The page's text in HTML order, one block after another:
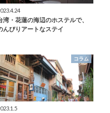
湾・花蓮の海辺のホステルで、
んびりアートなステイ
コラム